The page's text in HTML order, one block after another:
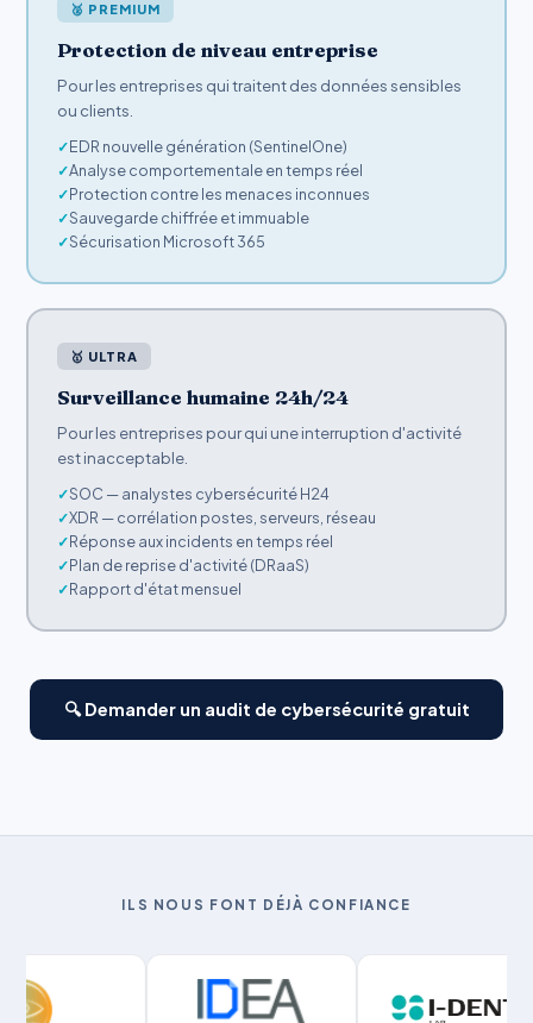
🥈 PREMIUM
Protection de niveau entreprise
Pour les entreprises qui traitent des données sensibles
ou clients.
EDR nouvelle génération (SentinelOne)
Analyse comportementale en temps réel
Protection contre les menaces inconnues
Sauvegarde chiffrée et immuable
Sécurisation Microsoft 365
🥇 ULTRA
Surveillance humaine 24h/24
Pour les entreprises pour qui une interruption d'activité
est inacceptable.
SOC — analystes cybersécurité H24
XDR — corrélation postes, serveurs, réseau
Réponse aux incidents en temps réel
Plan de reprise d'activité (DRaaS)
Rapport d'état mensuel
🔍 Demander un audit de cybersécurité gratuit
ILS NOUS FONT DÉJÀ CONFIANCE